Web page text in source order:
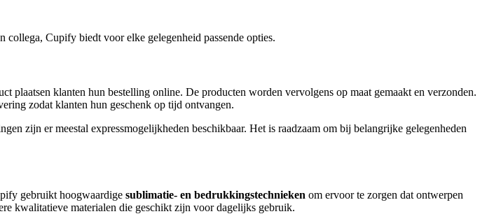
Cupify biedt voor elke gelegenheid passende opties.
plaatsen klanten hun bestelling online. De producten worden vervolgens op maat gemaakt en verzonden.
zodat klanten hun geschenk op tijd ontvangen.
zijn er meestal expressmogelijkheden beschikbaar. Het is raadzaam om bij belangrijke gelegenheden
gebruikt hoogwaardige sublimatie- en bedrukkingstechnieken om ervoor te zorgen dat ontwerpen
kwalitatieve materialen die geschikt zijn voor dagelijks gebruik.